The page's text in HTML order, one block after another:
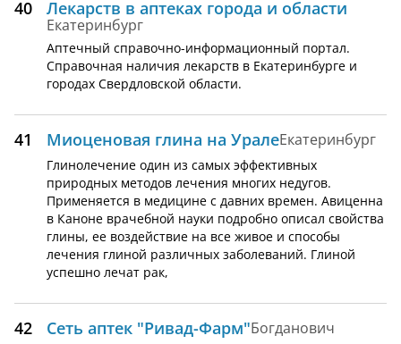
40 Лекарств в аптеках города и области
Екатеринбург
Аптечный справочно-информационный портал.
Справочная наличия лекарств в Екатеринбурге и
городах Свердловской области.
41 Миоценовая глина на УралеЕкатеринбург
Глинолечение один из самых эффективных
природных методов лечения многих недугов.
Применяется в медицине с давних времен. Авиценна
в Каноне врачебной науки подробно описал свойства
глины, ее воздействие на все живое и способы
лечения глиной различных заболеваний. Глиной
успешно лечат рак,
42 Сеть аптек "Ривад-Фарм"Богданович